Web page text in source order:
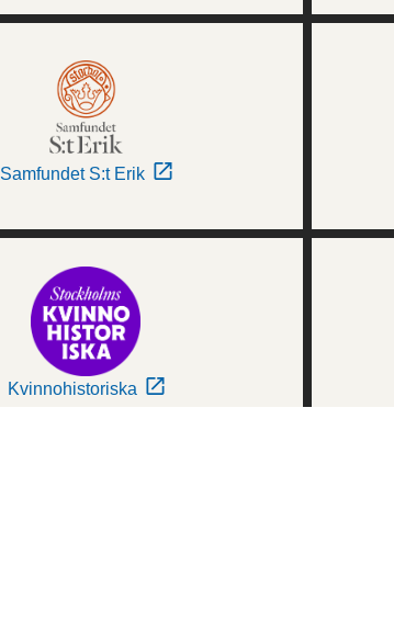
Samfundet S:t Erik
Kvinnohistoriska